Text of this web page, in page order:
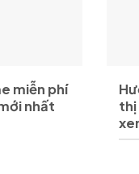
miễn phí
nhất
thị